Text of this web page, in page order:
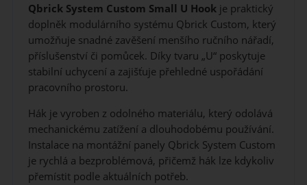
Qbrick System Custom Small U Hookje praktický
doplněk modulárního systému Qbrick Custom, který
umožňuje snadné zavěšení menšího ručního nářadí,
příslušenství či pomůcek. Díky tvaru „U“ poskytuje
stabilní uchycení a zajišťuje přehledné uspořádání
pracovního prostoru.
Hák je vyroben z odolného materiálu, který odolává
mechanickému zatížení a dlouhodobému používání.
Instalace na montážní panely Qbrick System Custom
je rychlá a bezproblémová, přičemž hák lze kdykoliv
přemístit podle aktuálních potřeb.